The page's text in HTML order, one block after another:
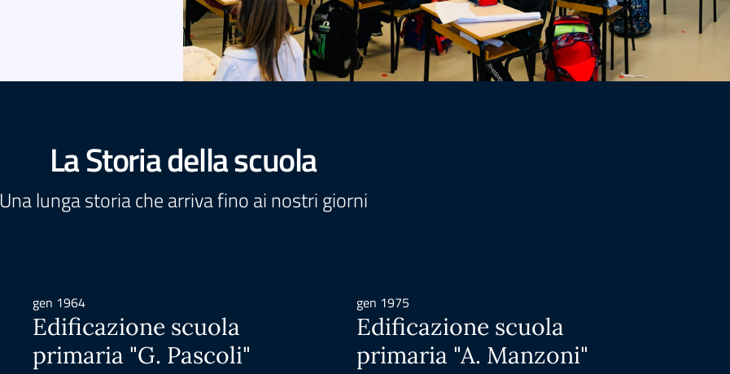
La Storia della scuola
Una lunga storia che arriva fino ai nostri giorni
gen 1964
Edificazione scuola
primaria "G. Pascoli"
gen 1975
Edificazione scuola
primaria "A. Manzoni"